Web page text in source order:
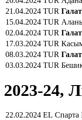
21.04.2024 TUR
15.04.2024 TUR
02.04.2024 TUR
17.03.2024 TUR
08.03.2024 TUR
03.03.2024 TUR
2023-24,
22.02.2024 EL Спарта